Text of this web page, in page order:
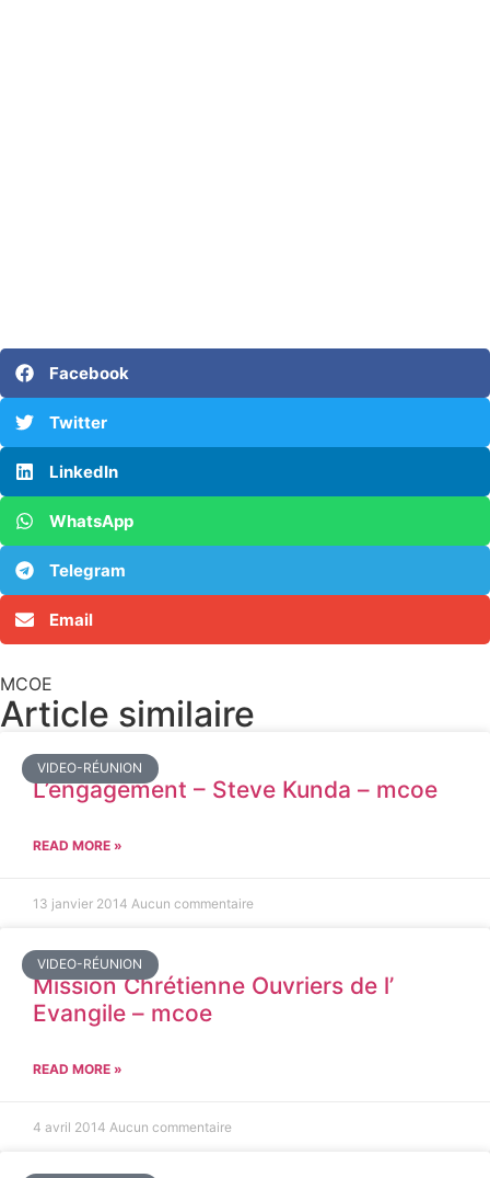
Facebook
Twitter
LinkedIn
WhatsApp
Telegram
Email
MCOE
Article similaire​
VIDEO-RÉUNION
L’engagement – Steve Kunda – mcoe
READ MORE »
13 janvier 2014 Aucun commentaire
VIDEO-RÉUNION
Mission Chrétienne Ouvriers de l’
Evangile – mcoe
READ MORE »
4 avril 2014 Aucun commentaire